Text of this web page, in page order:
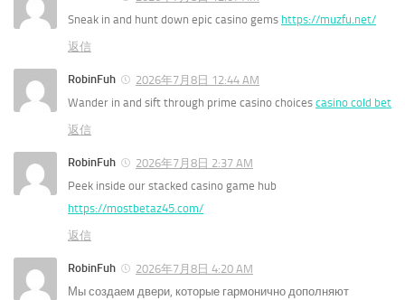
Sneak in and hunt down epic casino gems https://muzfu.net/
返信
RobinFuh
2026年7月8日 12:44 AM
Wander in and sift through prime casino choices casino cold bet
返信
RobinFuh
2026年7月8日 2:37 AM
Peek inside our stacked casino game hub
https://mostbetaz45.com/
返信
RobinFuh
2026年7月8日 4:20 AM
Мы создаем двери, которые гармонично дополняют